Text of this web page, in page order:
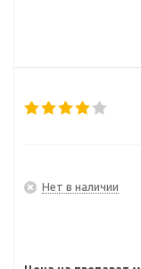
Нет в наличии